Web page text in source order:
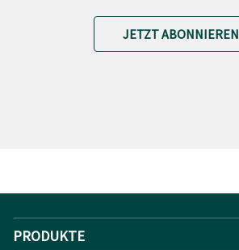
JETZT ABONNIEREN
PRODUKTE